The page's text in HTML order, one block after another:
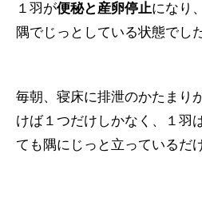
１羽が便秘と産卵停止になり
隅でじっとしている状態でした
毎朝、寝床に排泄のかたまり
けば１つだけしかなく、１羽
ても隅にじっと立っているだ